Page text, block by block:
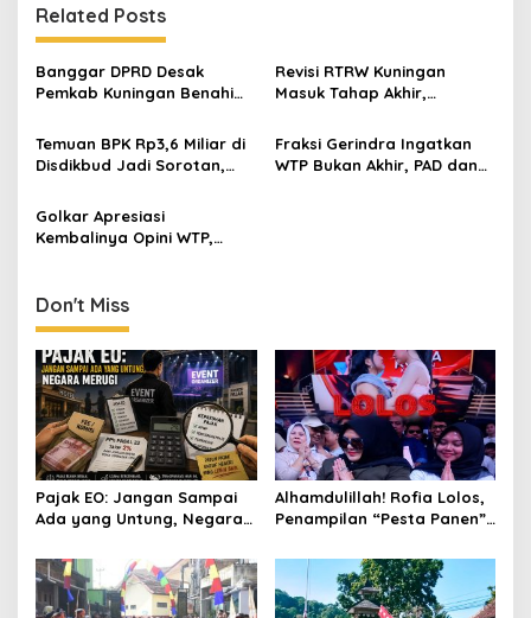
Related Posts
Banggar DPRD Desak
Pemkab Kuningan Benahi
demi Perkuat Kemandirian
Fiskal
Revisi RTRW Kuningan
Masuk Tahap Akhir,
Ditarget Terbit Dua Pekan
Lagi
Temuan BPK Rp3,6 Miliar di
Disdikbud Jadi Sorotan,
dengan Evaluasi JPT
Pemkab Kuningan
Fraksi Gerindra Ingatkan
WTP Bukan Akhir, PAD dan
Golkar Apresiasi
Kembalinya Opini WTP,
Dana Transfer
Don't Miss
Pajak EO: Jangan Sampai
Ada yang Untung, Negara
Alhamdulillah! Rofia Lolos,
Penampilan “Pesta Panen”
Manis